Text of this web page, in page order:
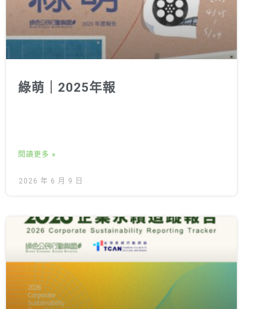
綠萌｜2025年報
閱讀更多 »
2026 年 6 月 9 日